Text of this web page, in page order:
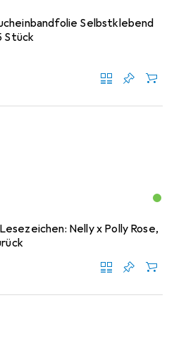
Selbstklebend
Stück
Nelly x Polly Rose,